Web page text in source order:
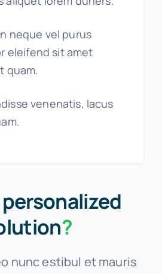
neque vel purus
eleifend sit amet
quam.
venenatis, lacus
?
nunc estibul et mauris